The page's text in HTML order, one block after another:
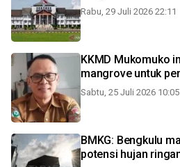
Rabu, 29 Juli 2026 22:11
KKMD Mukomuko
mangrove untuk
Sabtu, 25 Juli 2026 10:05
BMKG: Bengkulu
potensi hujan